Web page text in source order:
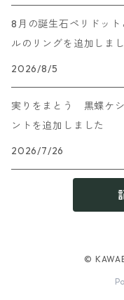
8月の誕生石ペリドッ
ルのリングを追加しま
2026/8/5
実りをまとう 黒蝶ケ
ントを追加しました
2026/7/26
©